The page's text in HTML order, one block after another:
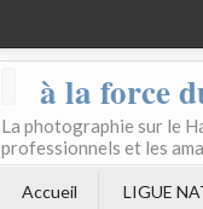
à la force
La photographie sur le
professionnels et les
Accueil LIGUE